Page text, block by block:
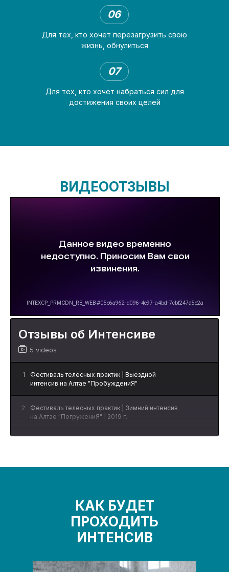
Для тех, кто хочет перезагрузить свою
жизнь, обнулиться
06
Для тех, кто хочет набраться сил для
достижения своих целей
07
ВИДЕООТЗЫВЫ
Отзывы об Интенсиве
5 videos
1
Фестиваль телесных практик | Выездной
интенсив на Алтае "ПробуждениЯ"
2
Фестиваль телесных практик | Зимний интенсив
на Алтае "ПогружениЯ" | 2019 г.
Интенсив по телесной психологии от института
КАК БУДЕТ
ПРОХОДИТЬ
ИНТЕНСИВ